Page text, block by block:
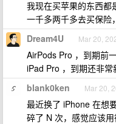
我现在买苹果的东西都
一千多两千多去买保险
Dream4U Mar 20,
AirPods Pro ，到期前
iPad Pro ，到期还非
blank0ken Mar 20,
最近换了 iPhone 在想
碎了 N 次，感觉应该